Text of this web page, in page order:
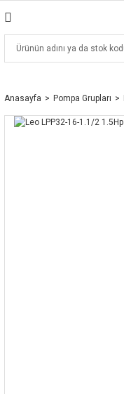
Anasayfa Pompa Grupları